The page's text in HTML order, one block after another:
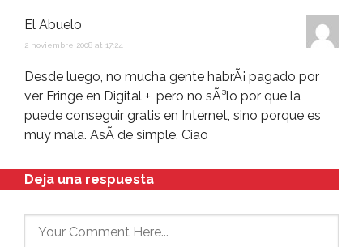
El Abuelo
2 noviembre 2008 at 17:24
Desde luego, no mucha gente habrÃ¡ pagado por
ver Fringe en Digital +, pero no sÃ³lo por que la
puede conseguir gratis en Internet, sino porque es
muy mala. AsÃ­ de simple. Ciao
Deja una respuesta